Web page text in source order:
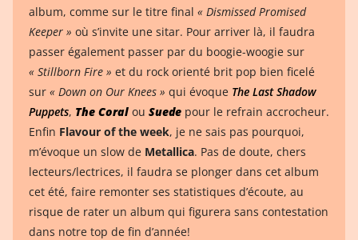
album, comme sur le titre final « Dismissed Promised
Keeper » où s’invite une sitar. Pour arriver là, il faudra
passer également passer par du boogie-woogie sur
« Stillborn Fire » et du rock orienté brit pop bien ficelé
sur « Down on Our Knees » qui évoque The Last Shadow
Puppets, The Coral ou Suede pour le refrain accrocheur.
Enfin Flavour of the week, je ne sais pas pourquoi,
m’évoque un slow de Metallica. Pas de doute, chers
lecteurs/lectrices, il faudra se plonger dans cet album
cet été, faire remonter ses statistiques d’écoute, au
risque de rater un album qui figurera sans contestation
dans notre top de fin d’année!